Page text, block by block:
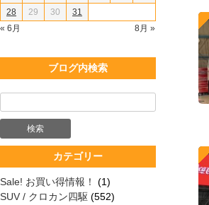
« 6月 8月 »
28
29 30 31
ブログ内検索
カテゴリー
Sale! お買い得情報！
(1)
SUV / クロカン四駆 (552)